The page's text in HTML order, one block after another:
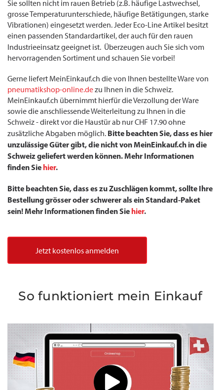
Sie sollten nicht im rauen Betrieb (z.B. häufige Lastwechsel,
grosse Temperaturunterschiede, häufige Betätigungen, starke
Vibrationen) eingesetzt werden. Jeder Eco-Line Artikel besitzt
einen passenden Standardartikel, der auch für den rauen
Industrieeinsatz geeignet ist. Überzeugen auch Sie sich vom
hervorragenden Sortiment und schauen Sie vorbei!
Gerne liefert MeinEinkauf.ch die von Ihnen bestellte Ware von
pneumatikshop-online.dezu Ihnen in die Schweiz.
MeinEinkauf.ch übernimmt hierfür die Verzollung der Ware
sowie die anschliessende Weiterleitung zu Ihnen in die
Schweiz - direkt vor die Haustür ab nur CHF 17.90 ohne
zusätzliche Abgaben möglich. Bitte beachten Sie, dass es hier
unzulässige Güter gibt, die nicht von MeinEinkauf.ch in die
Schweiz geliefert werden können. Mehr Informationen
finden Sie hier.
Bitte beachten Sie, dass es zu Zuschlägen kommt, sollte Ihre
Bestellung grösser oder schwerer als ein Standard-Paket
sein! Mehr Informationen finden Sie hier.
Jetzt kostenlos anmelden
So funktioniert mein Einkauf